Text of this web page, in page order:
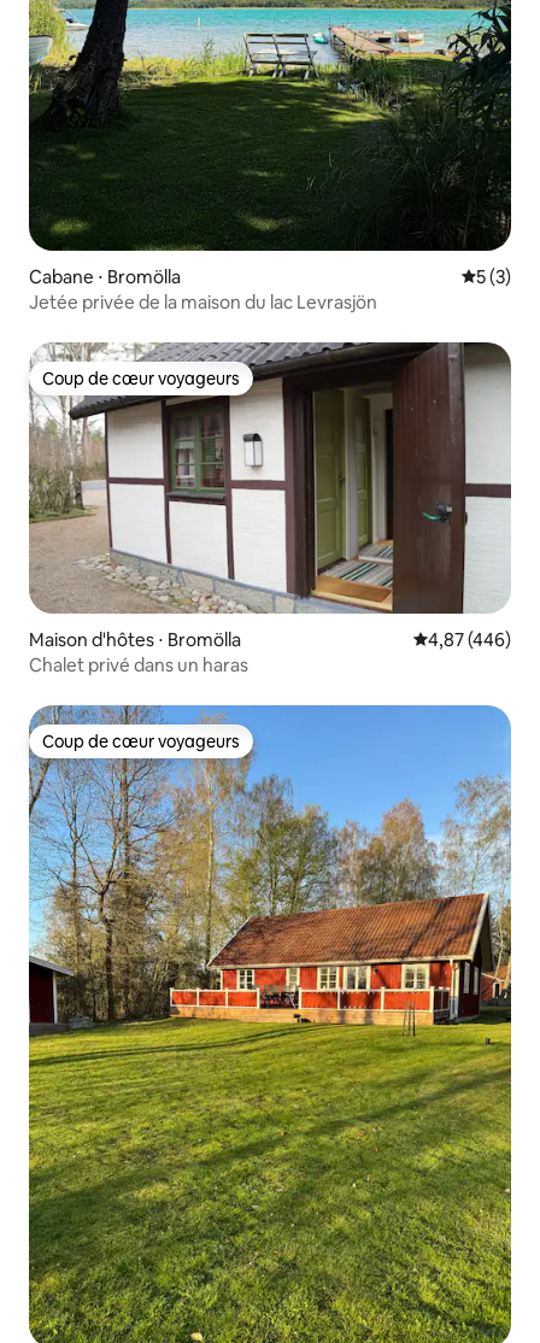
Cabane ⋅ Bromölla
5 (3)
Jetée privée de la maison du lac Levrasjön
Coup de cœur voyageurs
Coup de cœur voyageurs
Maison d'hôtes ⋅ Bromölla Évaluation
4,87 (446)
Chalet privé dans un haras
Coup de cœur voyageurs
Coup de cœur voyageurs